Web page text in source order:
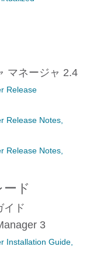
マネージャ 2.4
Release
Release Notes,
Release Notes,
ド
イド
3
Installation Guide,